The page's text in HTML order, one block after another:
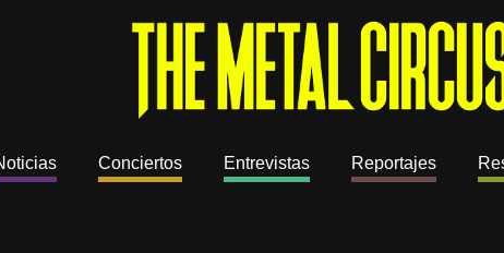
Conciertos Entrevistas Reportajes